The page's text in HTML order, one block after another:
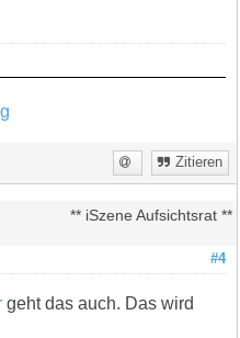
Zitieren
** iSzene Aufsichtsrat **
#4
geht das auch. Das wird